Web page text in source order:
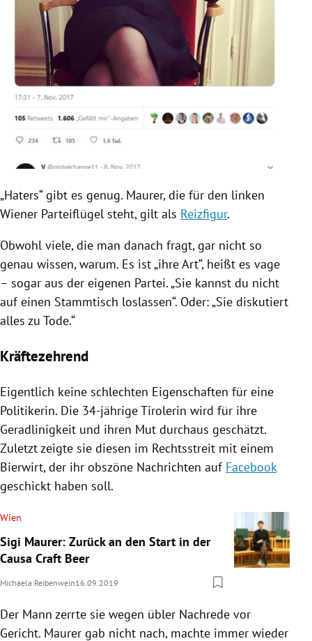
„Haters“ gibt es genug. Maurer, die für den linken
Wiener Parteiflügel steht, gilt als Reizfigur.
Obwohl viele, die man danach fragt, gar nicht so
genau wissen, warum. Es ist „ihre Art“, heißt es vage
– sogar aus der eigenen Partei. „Sie kannst du nicht
auf einen Stammtisch loslassen“. Oder: „Sie diskutiert
alles zu Tode.“
Kräftezehrend
Eigentlich keine schlechten Eigenschaften für eine
Politikerin. Die 34-jährige Tirolerin wird für ihre
Geradlinigkeit und ihren Mut durchaus geschätzt.
Zuletzt zeigte sie diesen im Rechtsstreit mit einem
Bierwirt, der ihr obszöne Nachrichten auf Facebook
geschickt haben soll.
Wien
Sigi Maurer: Zurück an den Start in der
Causa Craft Beer
Michaela Reibenwein16.09.2019
Der Mann zerrte sie wegen übler Nachrede vor
Gericht. Maurer gab nicht nach, machte immer wieder